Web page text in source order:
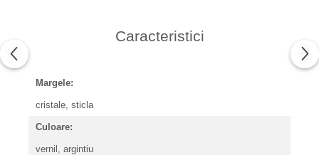
Caracteristici
Margele:
cristale, sticla
Culoare:
vernil, argintiu